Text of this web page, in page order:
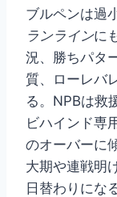
ブルペンは過
ランラインに
況、勝ちパタ
質、ローレバ
る。NPBは救
ビハインド専
のオーバーに
大期や連戦明
日替わりにな